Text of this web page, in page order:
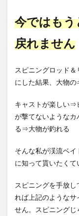
今ではも
戻れません
スピニングロッド
にした結果、大物の
キャストが楽しい⇒
が撃てないような
る⇒大物が釣れる
そんな私が渓流ベ
に知って貰いたくて
スピニングを手放
れば上記のようなサ
せん。スピニングじ